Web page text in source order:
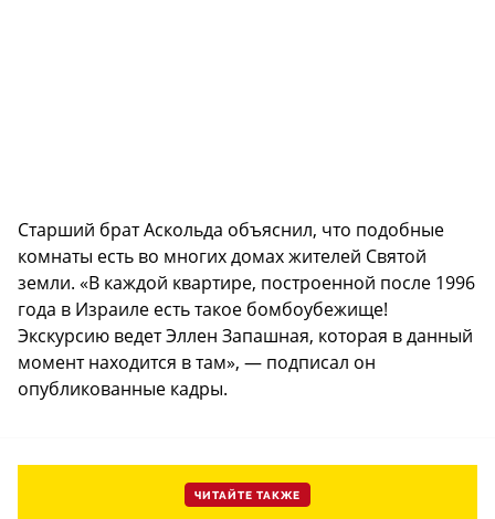
Старший брат Аскольда объяснил, что подобные
комнаты есть во многих домах жителей Святой
земли. «В каждой квартире, построенной после 1996
года в Израиле есть такое бомбоубежище!
Экскурсию ведет Эллен Запашная, которая в данный
момент находится в там», — подписал он
опубликованные кадры.
ЧИТАЙТЕ ТАКЖЕ